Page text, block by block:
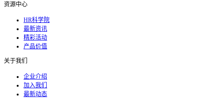
资源中心
HR科学院
最新资讯
精彩活动
产品价值
关于我们
企业介绍
加入我们
最新动态